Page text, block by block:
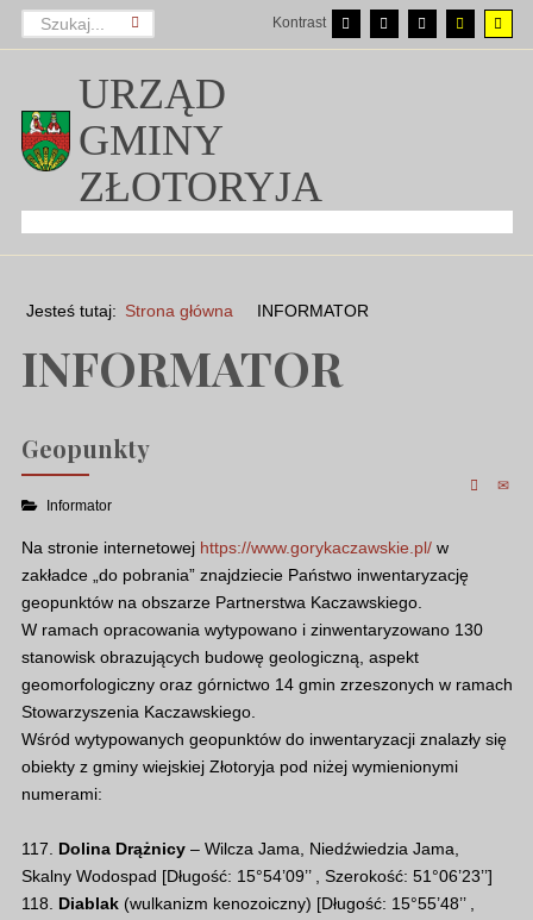
Kontrast
URZĄD
GMINY
ZŁOTORYJA
Jesteś tutaj: Strona główna INFORMATOR
INFORMATOR
Geopunkty
Informator
Na stronie internetowej https://www.gorykaczawskie.pl/w
zakładce „do pobrania” znajdziecie Państwo inwentaryzację
geopunktów na obszarze Partnerstwa Kaczawskiego.
W ramach opracowania wytypowano i zinwentaryzowano 130
stanowisk obrazujących budowę geologiczną, aspekt
geomorfologiczny oraz górnictwo 14 gmin zrzeszonych w ramach
Stowarzyszenia Kaczawskiego.
Wśród wytypowanych geopunktów do inwentaryzacji znalazły się
obiekty z gminy wiejskiej Złotoryja pod niżej wymienionymi
numerami:
117. Dolina Drążnicy– Wilcza Jama, Niedźwiedzia Jama,
Skalny Wodospad [Długość: 15°54’09’’ , Szerokość: 51°06’23’’]
118. Diablak(wulkanizm kenozoiczny) [Długość: 15°55’48’’ ,